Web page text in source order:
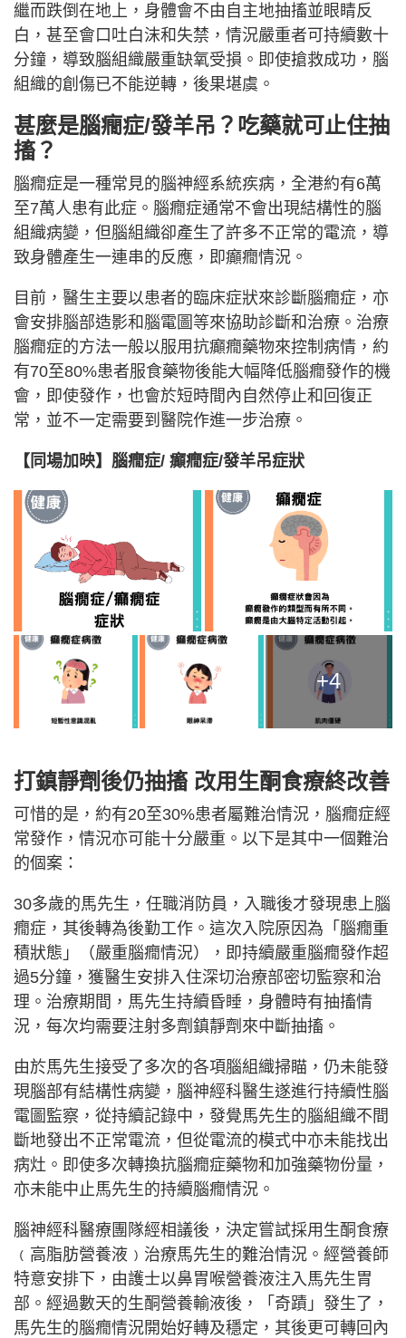
繼而跌倒在地上，身體會不由自主地抽搐並眼睛反
白，甚至會口吐白沫和失禁，情況嚴重者可持續數十
分鐘，導致腦組織嚴重缺氧受損。即使搶救成功，腦
組織的創傷已不能逆轉，後果堪虞。
甚麼是腦癇症/發羊吊？吃藥就可止住抽
搐？
腦癇症是一種常見的腦神經系統疾病，全港約有6萬
至7萬人患有此症。腦癇症通常不會出現結構性的腦
組織病變，但腦組織卻產生了許多不正常的電流，導
致身體產生一連串的反應，即癲癇情況。
目前，醫生主要以患者的臨床症狀來診斷腦癇症，亦
會安排腦部造影和腦電圖等來協助診斷和治療。治療
腦癇症的方法一般以服用抗癲癇藥物來控制病情，約
有70至80%患者服食藥物後能大幅降低腦癇發作的機
會，即使發作，也會於短時間內自然停止和回復正
常，並不一定需要到醫院作進一步治療。
【同場加映】腦癇症/ 癲癇症/發羊吊症狀
+4
打鎮靜劑後仍抽搐 改用生酮食療終改善
可惜的是，約有20至30%患者屬難治情況，腦癇症經
常發作，情況亦可能十分嚴重。以下是其中一個難治
的個案：
30多歲的馬先生，任職消防員，入職後才發現患上腦
癇症，其後轉為後勤工作。這次入院原因為「腦癇重
積狀態」（嚴重腦癇情況），即持續嚴重腦癇發作超
過5分鐘，獲醫生安排入住深切治療部密切監察和治
理。治療期間，馬先生持續昏睡，身體時有抽搐情
況，每次均需要注射多劑鎮靜劑來中斷抽搐。
由於馬先生接受了多次的各項腦組織掃瞄，仍未能發
現腦部有結構性病變，腦神經科醫生遂進行持續性腦
電圖監察，從持續記錄中，發覺馬先生的腦組織不間
斷地發出不正常電流，但從電流的模式中亦未能找出
病灶。即使多次轉換抗腦癇症藥物和加強藥物份量，
亦未能中止馬先生的持續腦癇情況。
腦神經科醫療團隊經相議後，決定嘗試採用生酮食療
﹙高脂肪營養液﹚治療馬先生的難治情況。經營養師
特意安排下，由護士以鼻胃喉營養液注入馬先生胃
部。經過數天的生酮營養輸液後，「奇蹟」發生了，
馬先生的腦癇情況開始好轉及穩定，其後更可轉回內